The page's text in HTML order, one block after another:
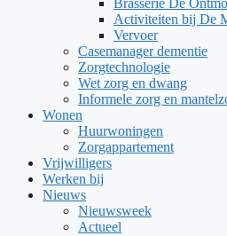
Brasserie De
Activiteiten bij De
Vervoer
Casemanager dementie
Zorgtechnologie
Wet zorg en dwang
Informele zorg en
Wonen
Huurwoningen
Zorgappartement
Vrijwilligers
Werken bij
Nieuws
Nieuwsweek
Actueel